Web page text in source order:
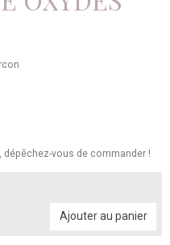
dépêchez-vous de commander !
Ajouter au panier